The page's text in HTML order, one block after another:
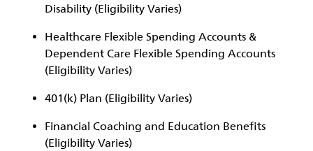
Disability (Eligibility Varies)
Healthcare Flexible Spending Accounts &
Dependent Care Flexible Spending Accounts
(Eligibility Varies)
401(k) Plan (Eligibility Varies)
Financial Coaching and Education Benefits
(Eligibility Varies)